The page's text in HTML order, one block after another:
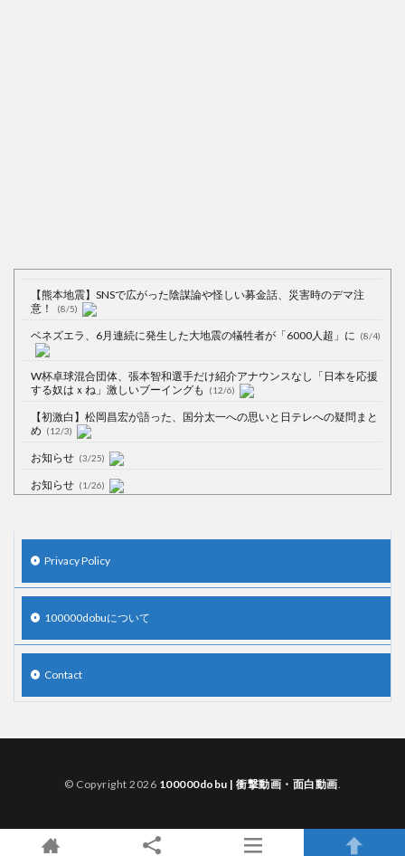
【熊本地震】SNSで広がった陰謀論や怪しい募金話、災害時のデマ注
意！
(8/5)
ベネズエラ、6月連続に発生した大地震の犠牲者が「6000人超」に (8/4)
W杯卓球混合団体、張本智和選手だけ紹介アナウンスなし「日本を応援
する奴はｘね」激しいブーイングも
(12/6)
【初激白】松岡昌宏が語った、国分太一への思いと日テレへの疑問まと
め (12/3)
お知らせ (3/25)
お知らせ (1/26)
【中国】処理水の問題化狙うも不発？ASEAN関連会合で賛同広がらず
(7/13)
【韓国】54.1％「IAEA報告書を信用しない」
Privacy Policy
100000dobuについて
Contact
© Copyright 2026 100000dobu | 衝撃動画・面白動画.